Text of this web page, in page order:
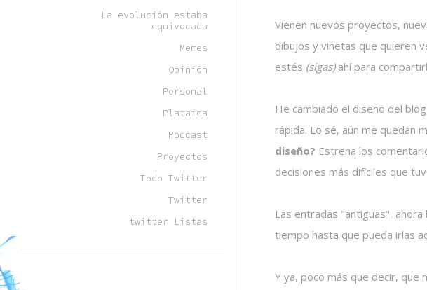
Vienen nuevos proyectos,
dibujos y viñetas que quieren
estés (sigas)ahí para
He cambiado el diseño del
rápida. Lo sé, aún me quedan
diseño? Estrena los
decisiones más difíciles que
Las entradas "antiguas",
tiempo hasta que pueda irlas
Y ya, poco más que decir, que
La evolución estaba
equivocada
Memes
Opinión
Personal
Plataica
Podcast
Proyectos
Todo Twitter
Twitter
twitter Listas